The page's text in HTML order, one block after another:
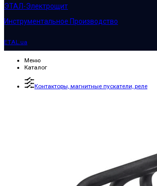
ЭТАЛ-Электрощит
Инструментальное Производство
ETAL.ua
Меню
Каталог
Контакторы, магнитные пускатели, реле